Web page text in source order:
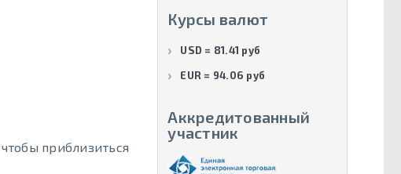
приблизиться
Курсы валют
USD = 81.41 руб
EUR = 94.06 руб
Аккредитованный
участник